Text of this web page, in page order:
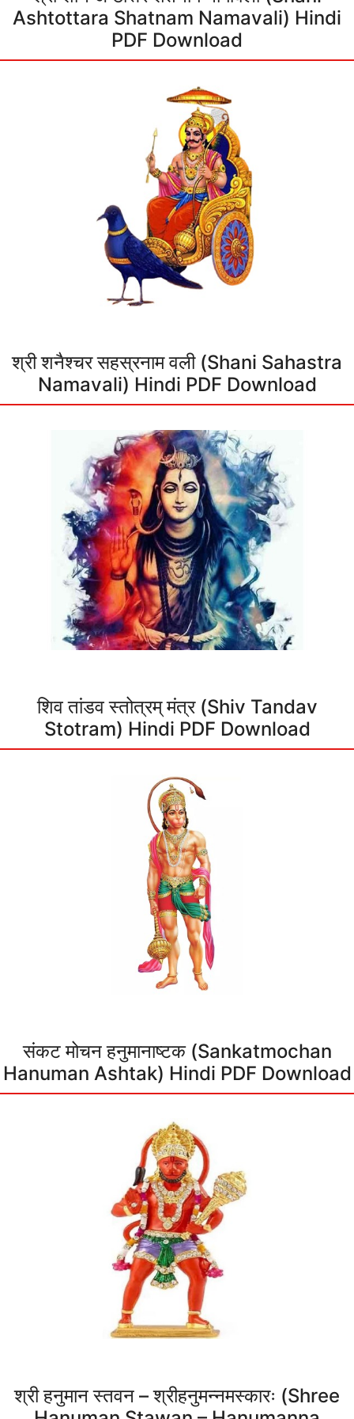
Ashtottara Shatnam Namavali) Hindi
PDF Download
श्री शनैश्चर सहस्रनाम वली (Shani Sahastra
Namavali) Hindi PDF Download
शिव तांडव स्तोत्रम् मंत्र (Shiv Tandav
Stotram) Hindi PDF Download
संकट मोचन हनुमानाष्टक (Sankatmochan
Hanuman Ashtak) Hindi PDF Download
श्री हनुमान स्तवन – श्रीहनुमन्नमस्कारः (Shree